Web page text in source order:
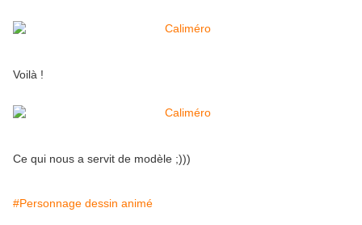
Voilà !
Ce qui nous a servit de modèle ;)))
#Personnage dessin animé